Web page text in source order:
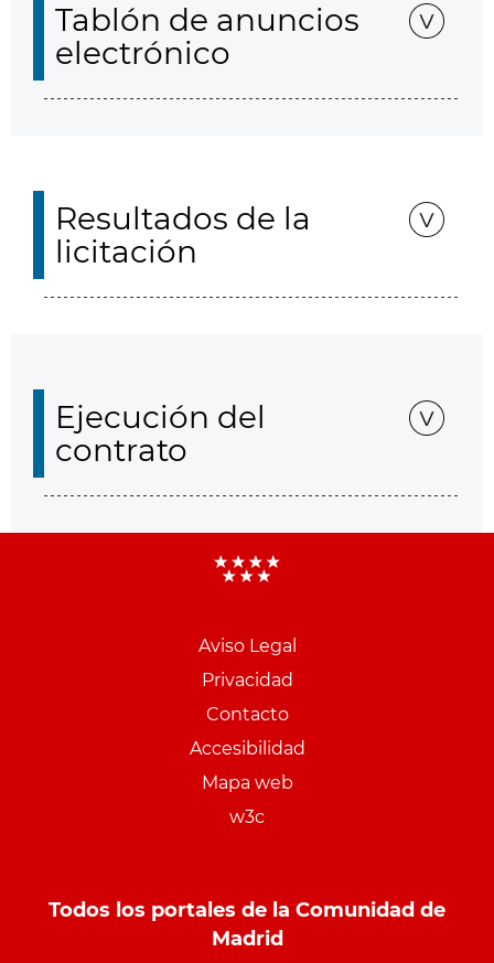
Tablón de anuncios
electrónico
Resultados de la
licitación
Ejecución del
contrato
Aviso Legal
Privacidad
Contacto
Accesibilidad
Mapa web
w3c
Todos los portales de la Comunidad de
Madrid